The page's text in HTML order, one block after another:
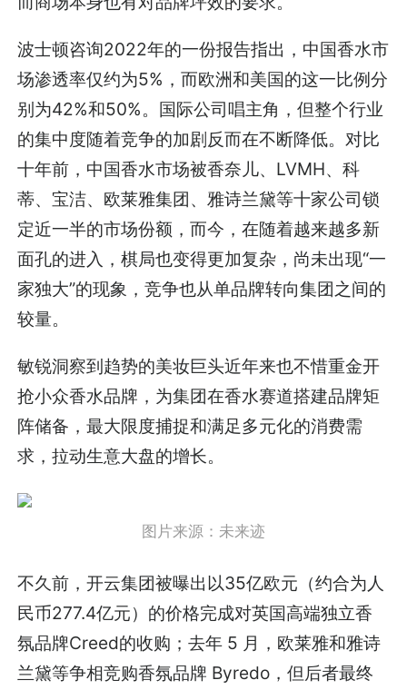
波士顿咨询2022年的一份报告指出，中国香水市
场渗透率仅约为5%，而欧洲和美国的这一比例分
别为42%和50%。国际公司唱主角，但整个行业
的集中度随着竞争的加剧反而在不断降低。对比
十年前，中国香水市场被香奈儿、LVMH、科
蒂、宝洁、欧莱雅集团、雅诗兰黛等十家公司锁
定近一半的市场份额，而今，在随着越来越多新
面孔的进入，棋局也变得更加复杂，尚未出现“一
家独大”的现象，竞争也从单品牌转向集团之间的
较量。
敏锐洞察到趋势的美妆巨头近年来也不惜重金开
抢小众香水品牌，为集团在香水赛道搭建品牌矩
阵储备，最大限度捕捉和满足多元化的消费需
求，拉动生意大盘的增长。
图片来源：未来迹
不久前，开云集团被曝出以35亿欧元（约合为人
民币277.4亿元）的价格完成对英国高端独立香
氛品牌Creed的收购；去年 5 月，欧莱雅和雅诗
兰黛等争相竞购香氛品牌 Byredo，但后者最终